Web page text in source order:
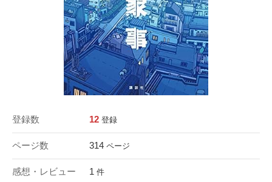
登録数 12 登録
ページ数 314 ページ
感想・レビュー 1 件